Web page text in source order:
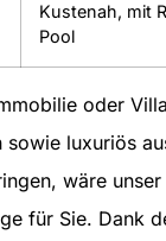
Kustenah, mit
Pool
oder
sowie luxuriös
wäre
für Sie. Dank